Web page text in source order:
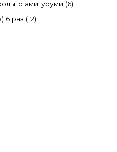
амигуруми (6).
6 раз (12).